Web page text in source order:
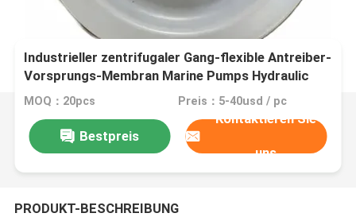
Industrieller zentrifugaler Gang-flexible Antreiber-
Vorsprungs-Membran Marine Pumps Hydraulic
Diaphragm Fors
MOQ：20pcs Preis：5-40usd / pc
Bestpreis
Kontaktieren Sie
uns
PRODUKT-BESCHREIBUNG